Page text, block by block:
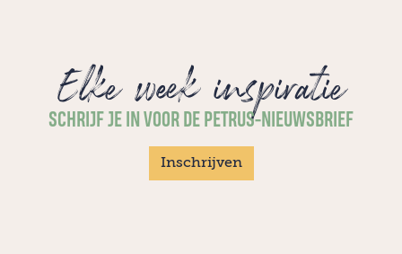
Elke week inspiratie
SCHRIJF JE IN VOOR DE PETRUS-NIEUWSBRIEF
Inschrijven